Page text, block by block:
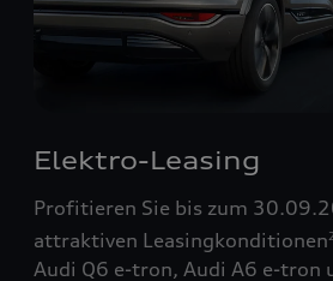
Elektro-Leasing
Profitieren Sie bis zum
attraktiven Leasingkonditionen2
Audi Q6 e-tron, Audi A6 e-tron